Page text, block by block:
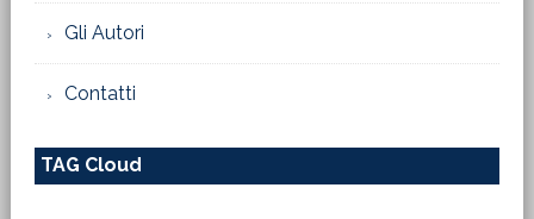
Gli Autori
Contatti
TAG Cloud